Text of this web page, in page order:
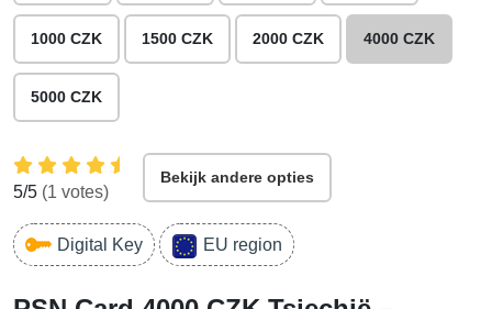
1000 CZK 1500 CZK 2000 CZK 4000 CZK
5000 CZK
5/5 (1 votes)
Bekijk andere opties
Digital Key EU region